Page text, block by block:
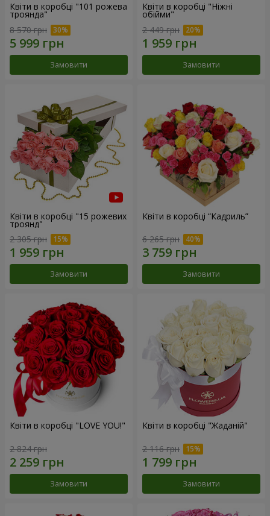
Квіти в коробці "101 рожева
троянда"
8 570 грн
Замовити
Квіти в коробці "Ніжні
обійми"
2 449 грн
Замовити
Квіти в коробці "15 рожевих
троянд"
2 305 грн
Замовити
Квіти в коробці “Кадриль”
6 265 грн
Замовити
Квіти в коробці "LOVE YOU!"
2 824 грн
Замовити
Квіти в коробці "Жаданій"
2 116 грн
Замовити